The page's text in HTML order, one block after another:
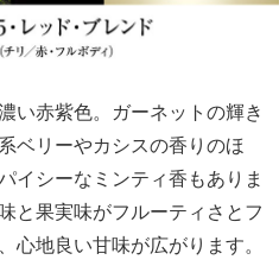
い赤紫色。ガーネットの輝き
ベリーやカシスの香りのほ
イシーなミンティ香もありま
と果実味がフルーティさとフ
心地良い甘味が広がります。